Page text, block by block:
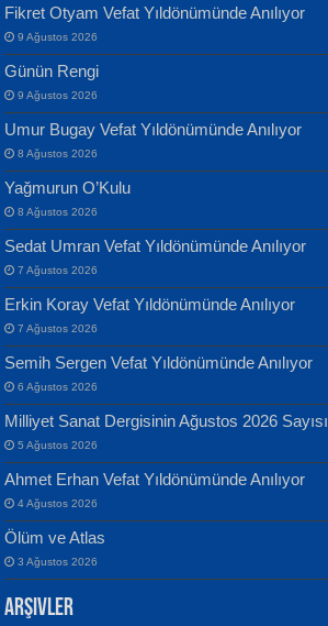
MUSTAFA KELOĞLU
Yarına İz Bırakmak...
ATİLLA ÖZEN
Sultan Olmadan Önce Eyüp...
EKREM KARABABA
Yılmaz Ekinci
Geceye Söylenen...
Banu Sancak
Defterimden İçeri...
İsmail Aydos
İnkisar...
Fikret Otyam Vefat Yıldönümünde Anılıyor
9 Ağustos 2026
Günün Rengi
9 Ağustos 2026
Umur Bugay Vefat Yıldönümünde Anılıyor
8 Ağustos 2026
Yağmurun O’Kulu
8 Ağustos 2026
Sedat Umran Vefat Yıldönümünde Anılıyor
7 Ağustos 2026
Erkin Koray Vefat Yıldönümünde Anılıyor
7 Ağustos 2026
Semih Sergen Vefat Yıldönümünde Anılıyor
6 Ağustos 2026
Milliyet Sanat Dergisinin Ağustos 2026 Sayısı
5 Ağustos 2026
Ahmet Erhan Vefat Yıldönümünde Anılıyor
4 Ağustos 2026
Ölüm ve Atlas
3 Ağustos 2026
Arşivler